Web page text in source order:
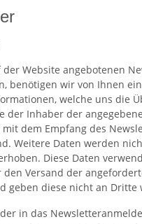
der Website angebotenen
benötigen wir von Ihnen
welche uns die
der Inhaber der
dem Empfang des
Weitere Daten werden
Diese Daten
Versand der
geben diese nicht an Dritte
in das